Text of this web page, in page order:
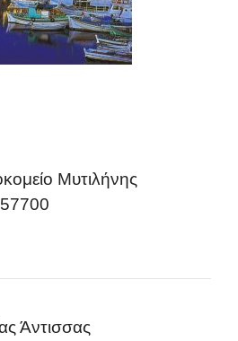
Μυτιλήνης
Άντισσας